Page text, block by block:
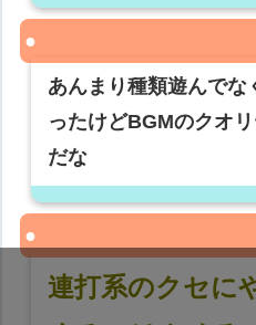
あんまり種類遊んで
ったけどBGMのクオ
だな
連打系のクセに